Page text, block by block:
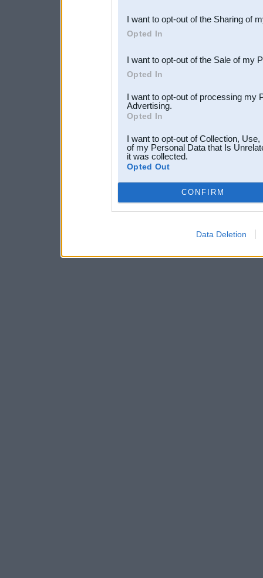
Downstream Participants
third parties.
I want to opt-out of the Sharing of
Opted In
I want to opt-out of the Sale of my
Opted In
I want to opt-out of processing my
Advertising.
Opted In
I want to opt-out of Collection,
of my Personal Data that Is
it was collected.
Opted Out
CONFIRM
Data Deletion